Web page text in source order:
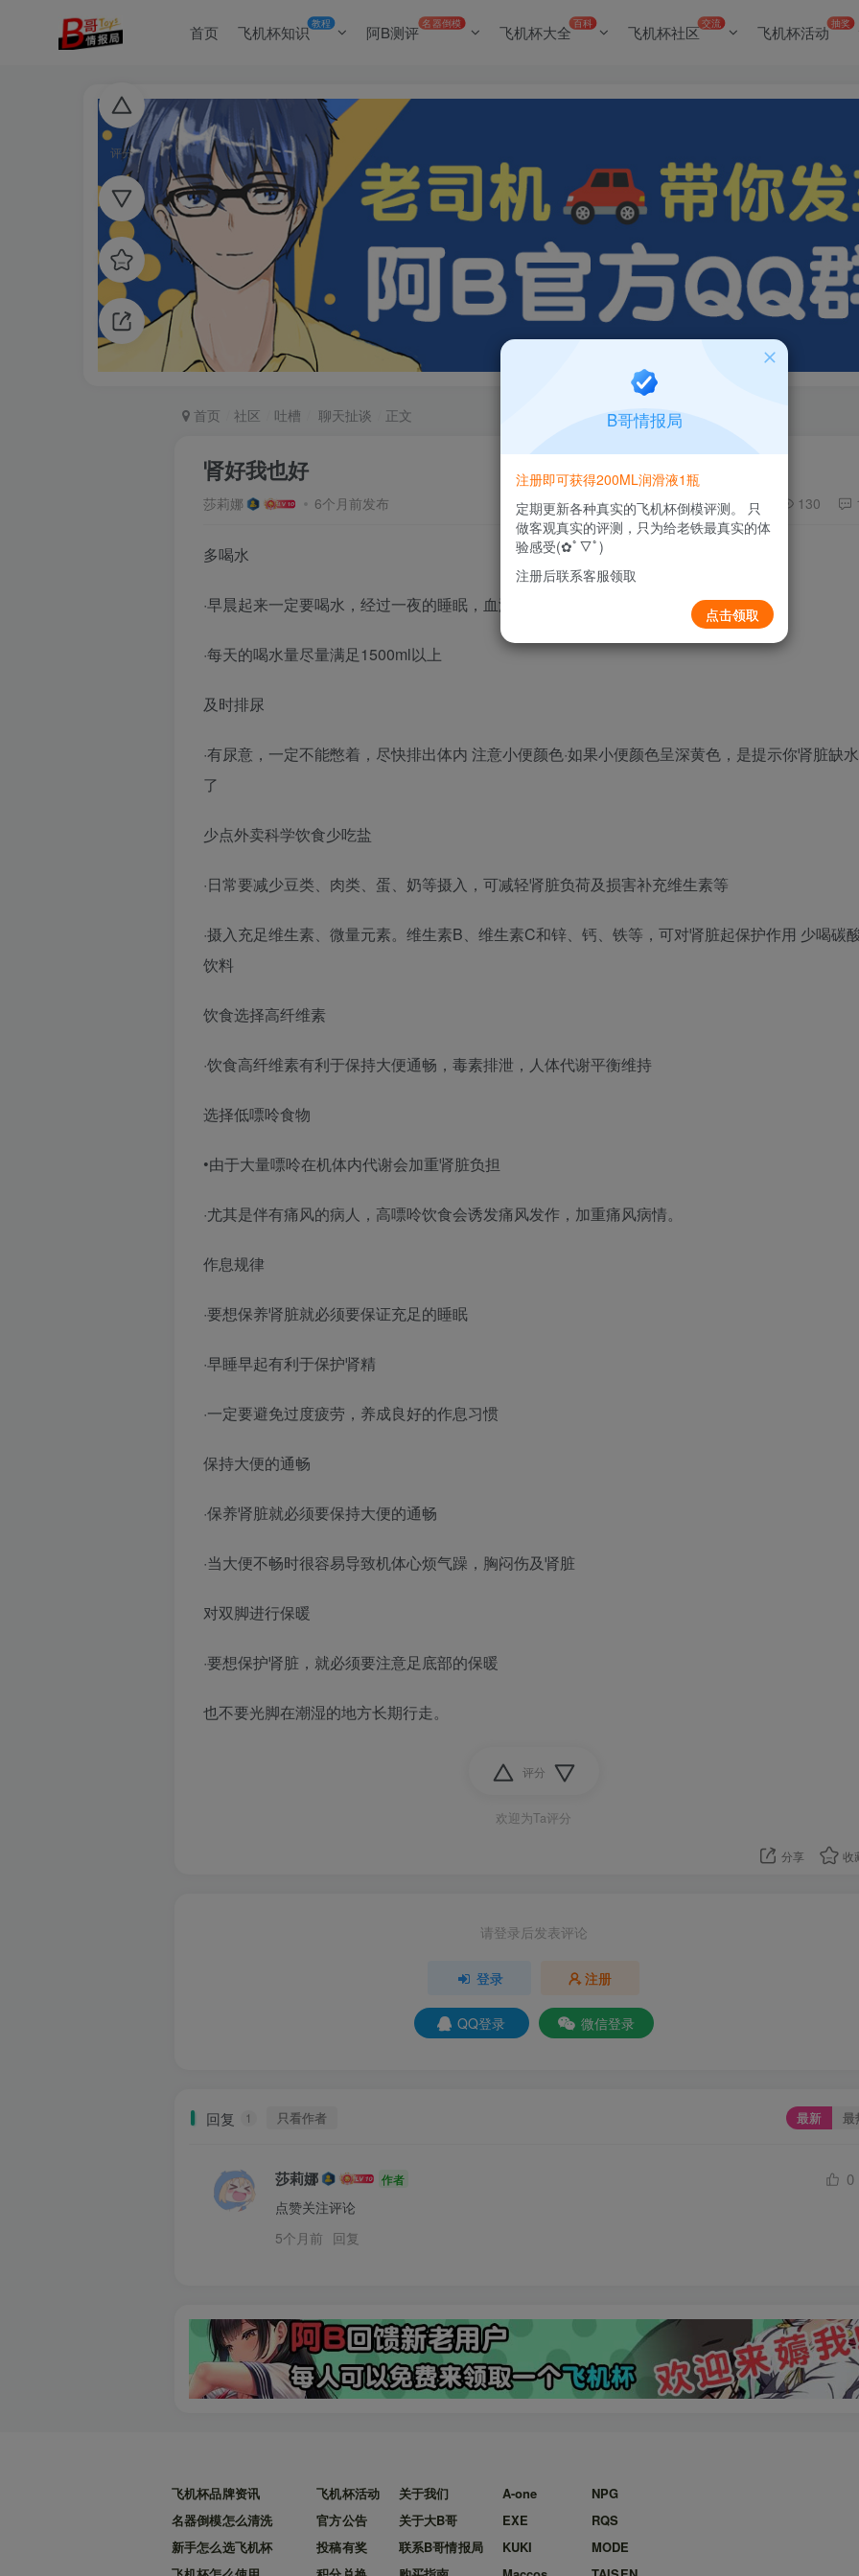
首页 飞机杯知识教程 阿B测评 名器倒模 飞机杯大全百科 飞机杯社区交流 飞机杯活动抽奖
评分
首页 社区 吐槽 聊天扯谈 正文
肾好我也好
莎莉娜 6个月前发布 130
多喝水
·早晨起来一定要喝水，经过一夜的睡眠，血液浓缩，及时给肾脏补充水分
·每天的喝水量尽量满足1500ml以上
及时排尿
·有尿意，一定不能憋着，尽快排出体内 注意小便颜色·如果小便颜色呈深黄色，是提示你肾脏缺水
了
少点外卖科学饮食少吃盐
·日常要减少豆类、肉类、蛋、奶等摄入，可减轻肾脏负荷及损害补充维生素等
·摄入充足维生素、微量元素。维生素B、维生素C和锌、钙、铁等，可对肾脏起保护作用 少喝碳
饮料
饮食选择高纤维素
·饮食高纤维素有利于保持大便通畅，毒素排泄，人体代谢平衡维持
选择低嘌呤食物
•由于大量嘌呤在机体内代谢会加重肾脏负担
·尤其是伴有痛风的病人，高嘌呤饮食会诱发痛风发作，加重痛风病情。
作息规律
·要想保养肾脏就必须要保证充足的睡眠
·早睡早起有利于保护肾精
·一定要避免过度疲劳，养成良好的作息习惯
保持大便的通畅
·保养肾脏就必须要保持大便的通畅
·当大便不畅时很容易导致机体心烦气躁，胸闷伤及肾脏
对双脚进行保暖
·要想保护肾脏，就必须要注意足底部的保暖
也不要光脚在潮湿的地方长期行走。
评分
欢迎为Ta评分
分享 收
请登录后发表评论
登录 注册
QQ登录 微信登录
回复 1 只看作者 最新 最
莎莉娜 作者 0
点赞关注评论
5个月前 回复
飞机杯品牌资讯
名器倒模怎么清洗
新手怎么选飞机杯
飞机杯活动
官方公告
投稿有奖
关于我们
关于大B哥
联系B哥情报局
A-one
EXE
KUKI
NPG
RQS
MODE
B哥情报局
注册即可获得200ML润滑液1瓶
定期更新各种真实的飞机杯倒模评测。 只
做客观真实的评测，只为给老铁最真实的体
验感受(✿ﾟ▽ﾟ)
注册后联系客服领取
点击领取